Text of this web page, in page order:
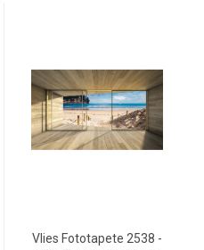
Vlies Fototapete 2538 -